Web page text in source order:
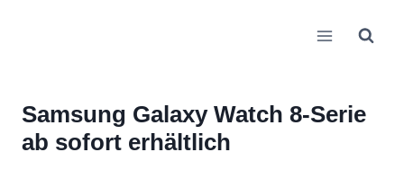
Samsung Galaxy Watch 8-Serie
ab sofort erhältlich